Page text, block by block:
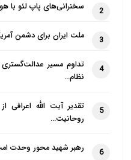
2 سخنرانی‌های پاپ لئو
3 ملت ایران برای دشمن
4
تداوم مسیر عدالت‌گستری
نظام…
5
تقدیر آیت الله اعرافی
روحانیت…
6 رهبر شهید محور وحدت